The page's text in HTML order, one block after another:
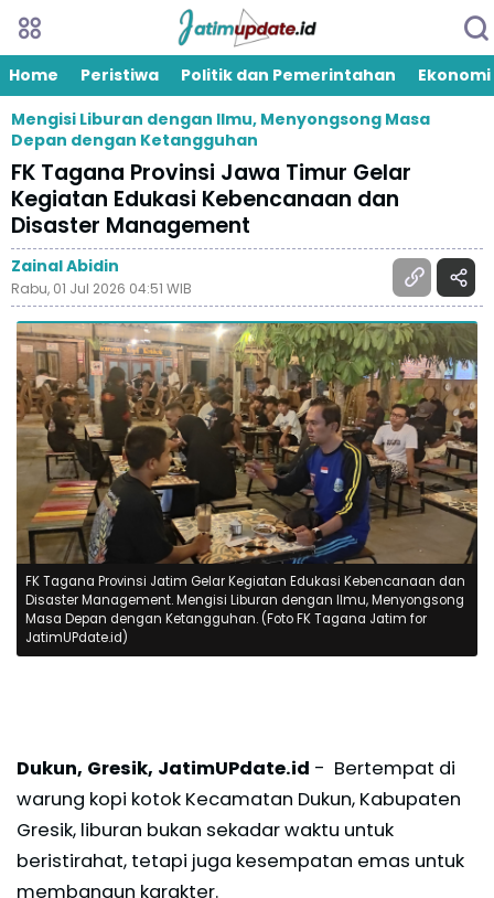
Home Peristiwa Politik dan Pemerintahan
Ekonomi
Mengisi Liburan dengan Ilmu, Menyongsong Masa
Depan dengan Ketangguhan
FK Tagana Provinsi Jawa Timur Gelar
Kegiatan Edukasi Kebencanaan dan
Disaster Management
Zainal Abidin
Rabu, 01 Jul 2026 04:51 WIB
FK Tagana Provinsi Jatim Gelar Kegiatan Edukasi Kebencanaan dan
Disaster Management. Mengisi Liburan dengan Ilmu, Menyongsong
Masa Depan dengan Ketangguhan. (Foto FK Tagana Jatim for
JatimUPdate.id)
Dukun, Gresik, JatimUPdate.id - Bertempat di
warung kopi kotok Kecamatan Dukun, Kabupaten
Gresik, liburan bukan sekadar waktu untuk
beristirahat, tetapi juga kesempatan emas untuk
membangun karakter.